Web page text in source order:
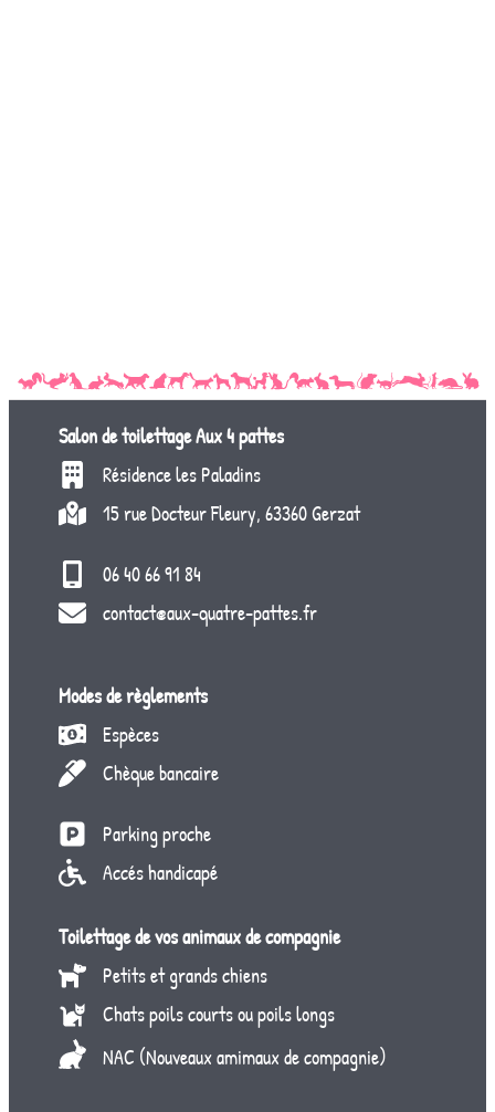
Salon de toilettageAux 4 pattes
Résidence les Paladins
15 rue Docteur Fleury, 63360 Gerzat
06 40 66 91 84
contact@aux-quatre-pattes.fr
Modes de règlements
Espèces
Chèque bancaire
Parking proche
Accés handicapé
Toilettage de vos animaux de compagnie
Petits et grands chiens
Chats poils courts ou poils longs
NAC (Nouveaux amimaux de compagnie)